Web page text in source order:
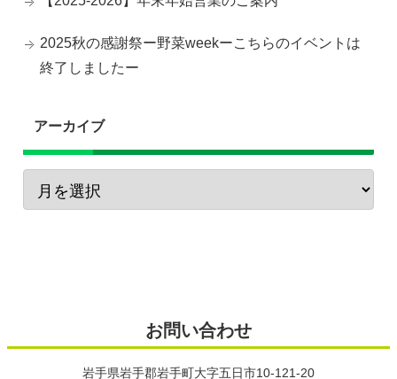
2025秋の感謝祭ー野菜weekーこちらのイベントは
終了しましたー
アーカイブ
お問い合わせ
岩手県岩手郡岩手町大字五日市10-121-20